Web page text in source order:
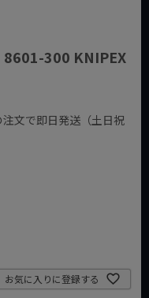
8601-300 KNIPEX
文で即日発送（土日祝
お気に入りに登録する